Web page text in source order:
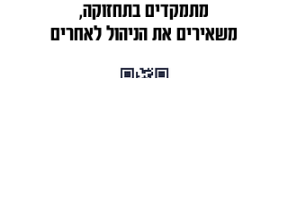
מתמקדים בתחזוקה,
משאירים את הניהול לאחרים